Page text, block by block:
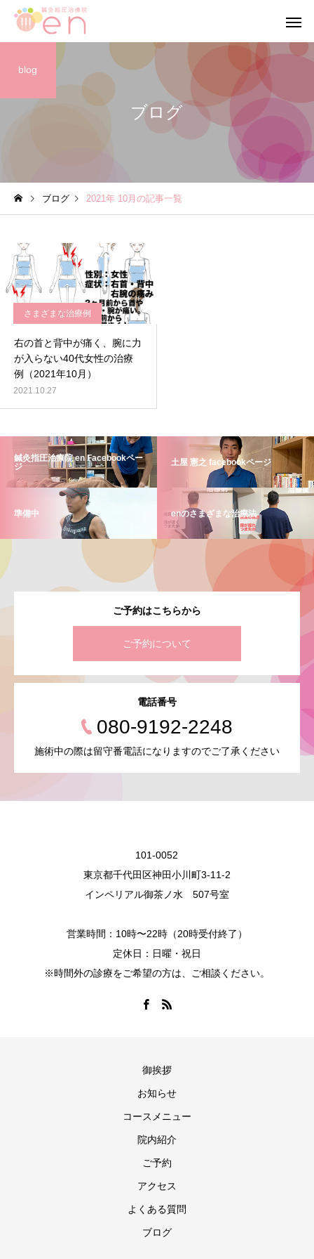
【当院の小さな従業員】
ブログ
【笑顔が作る 穏やか
ブログ
blog
ブログ 2021年 10月の記事一覧
さまざまな治療例
右の首と背中が痛く、腕に力
が入らない40代女性の治療
例（2021年10月）
2021.10.27
鍼灸指圧治療院 en Facebookペー
ジ
土屋 憲之 facebookページ
準備中 enのさまざまな治療法
ご予約はこちらから
ご予約について
電話番号
080-9192-2248
施術中の際は留守番電話になりますのでご了承ください
101-0052
東京都千代田区神田小川町3-11-2
インペリアル御茶ノ水 507号室
営業時間：10時〜22時（20時受付終了）
定休日：日曜・祝日
※時間外の診療をご希望の方は、ご相談ください。
御挨拶
お知らせ
コースメニュー
院内紹介
ご予約
アクセス
よくある質問
ブログ